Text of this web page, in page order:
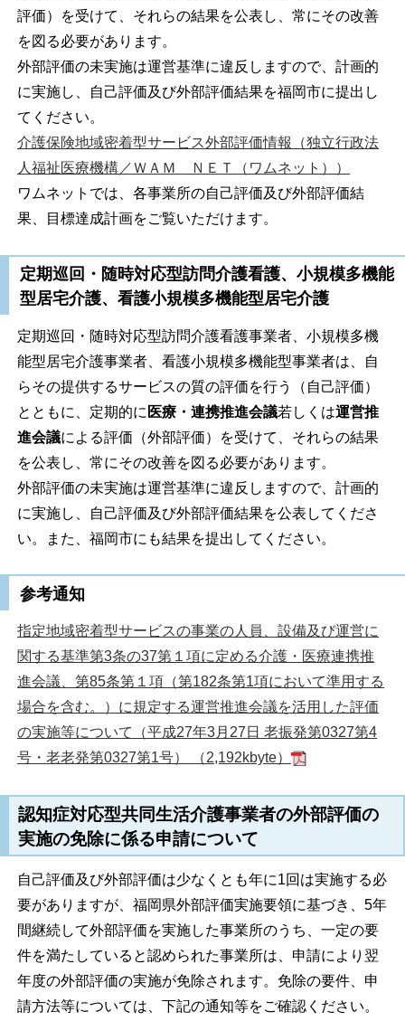
評価）を受けて、それらの結果を公表し、常にその改善
を図る必要があります。
外部評価の未実施は運営基準に違反しますので、計画的
に実施し、自己評価及び外部評価結果を福岡市に提出し
てください。
介護保険地域密着型サービス外部評価情報（独立行政法
人福祉医療機構／ＷＡＭ ＮＥＴ（ワムネット））
ワムネットでは、各事業所の自己評価及び外部評価結
果、目標達成計画をご覧いただけます。
定期巡回・随時対応型訪問介護看護、小規模多機能
型居宅介護、看護小規模多機能型居宅介護
定期巡回・随時対応型訪問介護看護事業者、小規模多機
能型居宅介護事業者、看護小規模多機能型事業者は、自
らその提供するサービスの質の評価を行う（自己評価）
とともに、定期的に 医療・連携推進会議若しくは運営推
進会議による評価（外部評価）を受けて、それらの結果
を公表し、常にその改善を図る必要があります。
外部評価の未実施は運営基準に違反しますので、計画的
に実施し、自己評価及び外部評価結果を公表してくださ
い。また、福岡市にも結果を提出してください。
参考通知
指定地域密着型サービスの事業の人員、設備及び運営に
関する基準第3条の37第１項に定める介護・医療連携推
進会議、第85条第１項（第182条第1項において準用する
場合を含む。）に規定する運営推進会議を活用した評価
の実施等について（平成27年3月27日 老振発第0327第4
号・老老発第0327第1号） （2,192kbyte）
認知症対応型共同生活介護事業者の外部評価の
実施の免除に係る申請について
自己評価及び外部評価は少なくとも年に1回は実施する必
要がありますが、福岡県外部評価実施要領に基づき、5年
間継続して外部評価を実施した事業所のうち、一定の要
件を満たしていると認められた事業所は、申請により翌
年度の外部評価の実施が免除されます。免除の要件、申
請方法等については、下記の通知等をご確認ください。